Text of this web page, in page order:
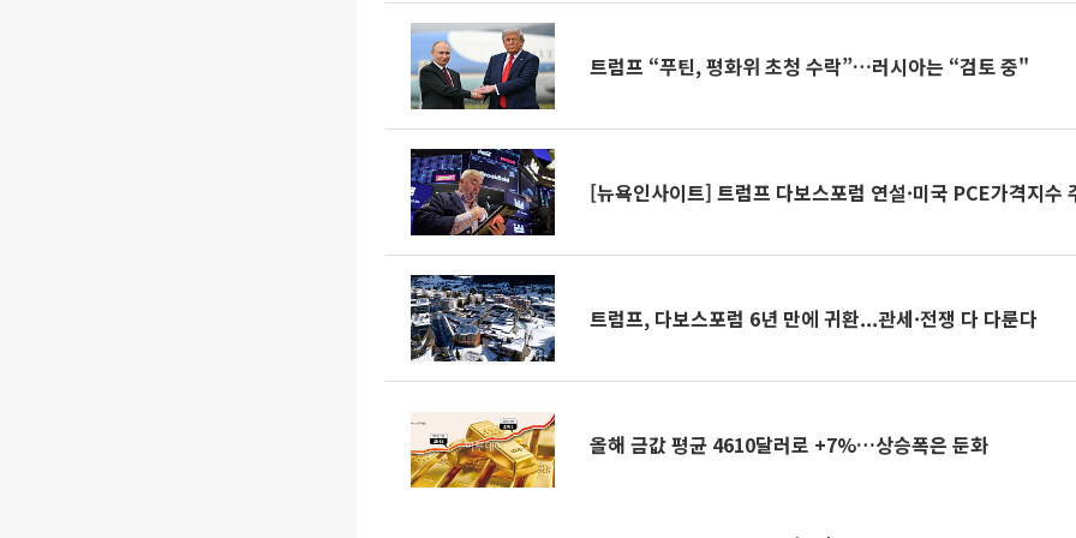
트럼프 “푸틴, 평화위 초청 수락”…러시아는 “검토 중"
[뉴욕인사이트] 트럼프 다보스포럼 연설·미국 PCE가격지수
트럼프, 다보스포럼 6년 만에 귀환...관세·전쟁 다 다룬다
올해 금값 평균 4610달러로 +7%…상승폭은 둔화